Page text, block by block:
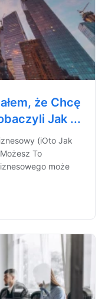
że Chcę
Jak ...
(iOto Jak
To
może